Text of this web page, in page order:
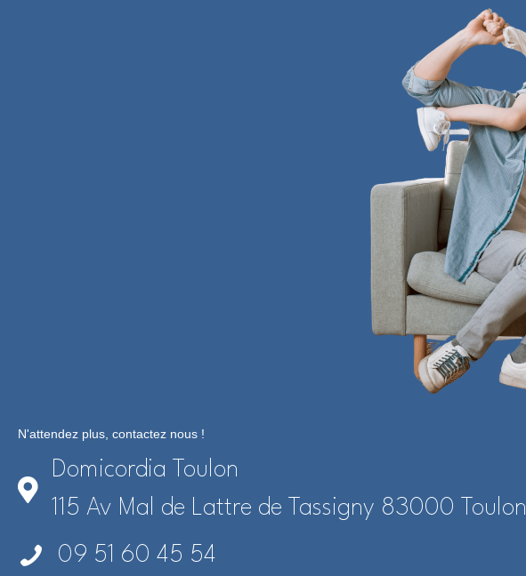
N'attendez plus, contactez nous !
Domicordia Toulon
115 Av Mal de Lattre de Tassigny 83000 Toulon
09 51 60 45 54